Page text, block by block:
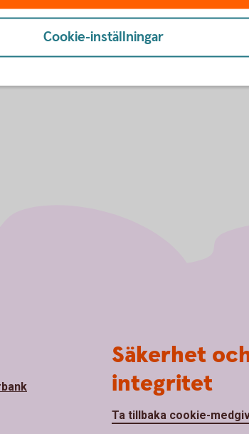
tid och
våra tjänster blir
och arbetet
Nya lösningar som gör
kunder) skapar
som ger kommuner och
kommunikationen med
Cookie-inställningar
Säkerhet
integritet
Ta tillbaka cookie-